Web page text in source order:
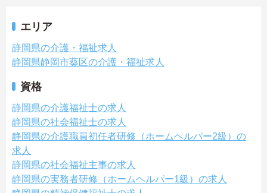
エリア
静岡県の介護・福祉求人
静岡県静岡市葵区の介護・福祉求人
資格
静岡県の介護福祉士の求人
静岡県の社会福祉士の求人
静岡県の介護職員初任者研修（ホームヘルパー2級）の
求人
静岡県の社会福祉主事の求人
静岡県の実務者研修（ホームヘルパー1級）の求人